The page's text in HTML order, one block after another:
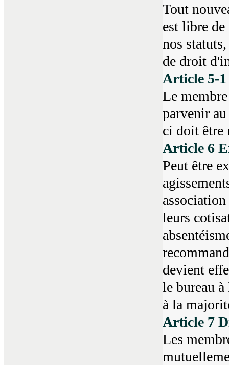
Tout
est libre
nos
de droit
Article 5-
Le
parvenir
ci doit être
Article 6
Peut être
leurs
devient
le bureau
à la
Article 7
Les